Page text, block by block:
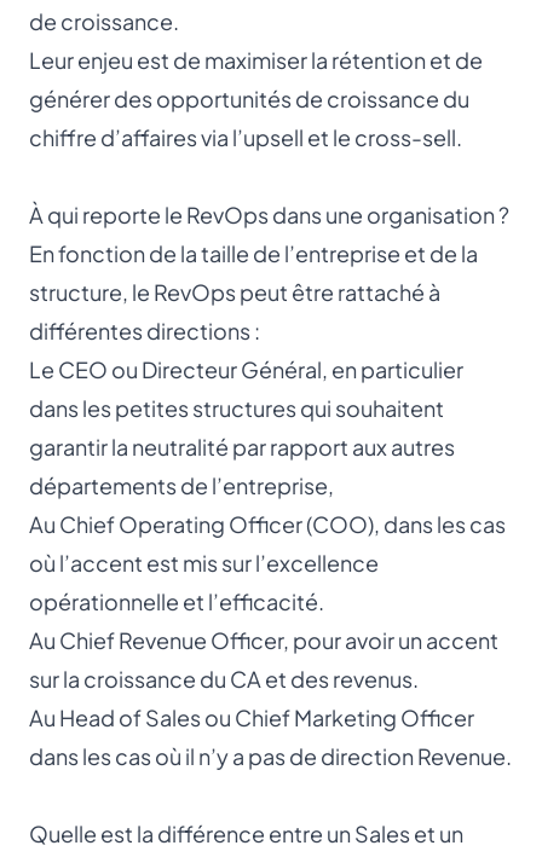
de croissance.
Leur enjeu est de maximiser la rétention et de
générer des opportunités de croissance du
chiffre d’affaires via l’upsell et le cross-sell.
À qui reporte le RevOps dans une organisation ?
En fonction de la taille de l’entreprise et de la
structure, le RevOps peut être rattaché à
différentes directions :
Le CEO ou Directeur Général, en particulier
dans les petites structures qui souhaitent
garantir la neutralité par rapport aux autres
départements de l’entreprise,
Au Chief Operating Officer(COO), dans les cas
où l’accent est mis sur l’excellence
opérationnelle et l’efficacité.
Au Chief Revenue Officer, pour avoir un accent
sur la croissance du CA et des revenus.
Au Head of Salesou Chief Marketing Officer
dans les cas où il n’y a pas de direction Revenue.
Quelle est la différence entre un Sales et un